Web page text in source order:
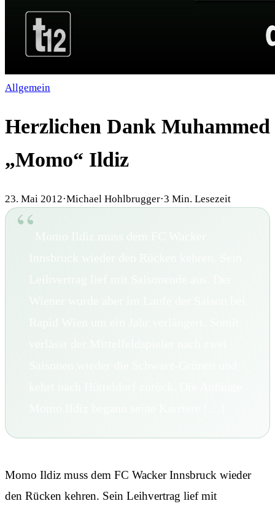
Allgemein
Herzlichen Dank Muhammed
„Momo“ Ildiz
23. Mai 2012·Michael Hohlbrugger·3 Min. Lesezeit
Momo Ildiz muss dem FC Wacker Innsbruck wieder
den Rücken kehren. Sein Leihvertrag lief mit